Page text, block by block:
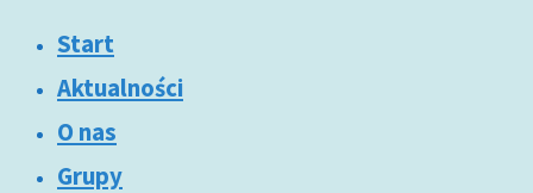
Start
Aktualności
O nas
Grupy